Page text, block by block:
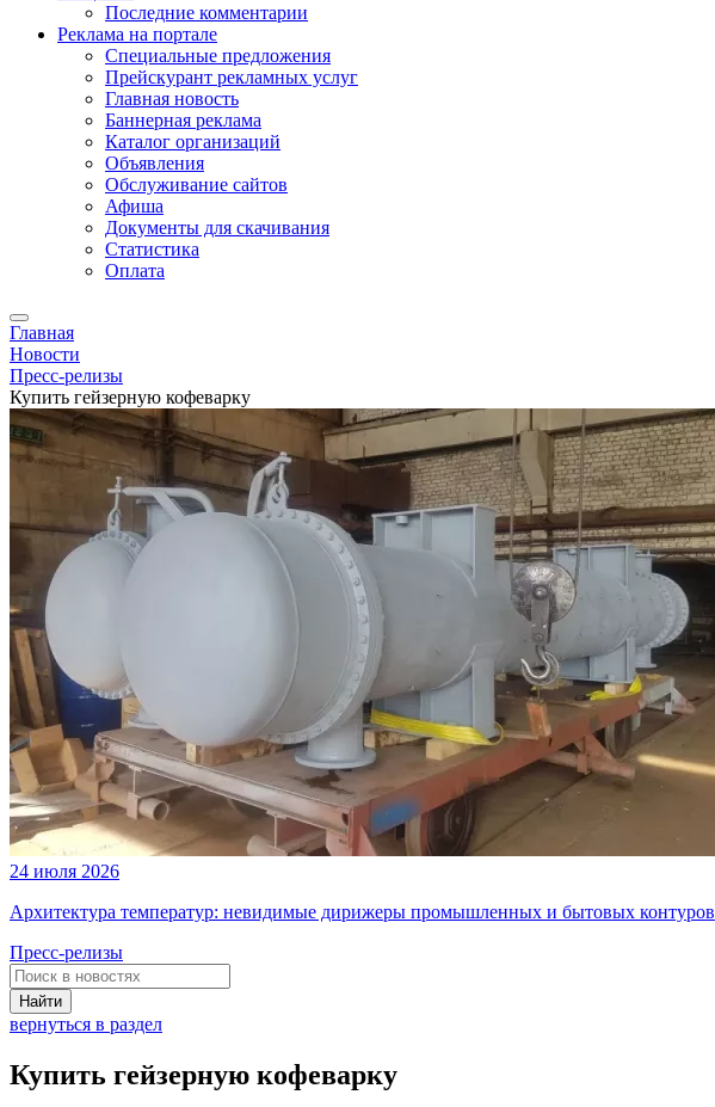
Последние комментарии
Реклама на портале
Специальные предложения
Прейскурант рекламных услуг
Главная новость
Баннерная реклама
Каталог организаций
Объявления
Обслуживание сайтов
Афиша
Документы для скачивания
Статистика
Оплата
Главная
Новости
Пресс-релизы
Купить гейзерную кофеварку
24 июля 2026
Архитектура температур: невидимые дирижеры промышленных и бытовых контуров
Пресс-релизы
Найти
вернуться в раздел
Купить гейзерную кофеварку